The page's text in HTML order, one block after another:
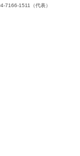
7166-1511（代表）